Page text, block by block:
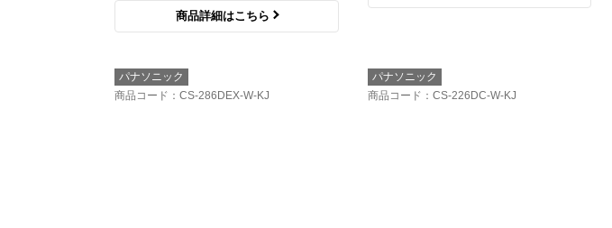
商品詳細はこちら
パナソニック
商品コード ：CS-286DEX-W-KJ
パナソニック
商品コード ：CS-226DC-W-KJ